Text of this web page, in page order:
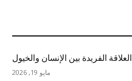
العلاقة الفريدة بين الإنسان والخيول
مايو 19, 2026